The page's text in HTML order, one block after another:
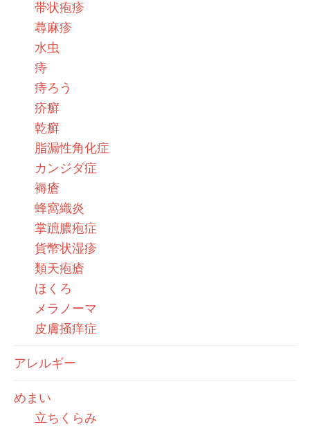
帯状疱疹
蕁麻疹
水虫
痔
痔ろう
疥癬
乾癬
脂漏性角化症
カンジダ症
褥瘡
蜂窩織炎
掌蹠膿疱症
貨幣状湿疹
類天疱瘡
ほくろ
メラノーマ
皮膚掻痒症
アレルギー
めまい
立ちくらみ